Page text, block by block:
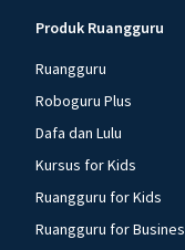
Produk Ruangguru
Ruangguru
Roboguru Plus
Dafa dan Lulu
Kursus for Kids
Ruangguru for Kids
Ruangguru for